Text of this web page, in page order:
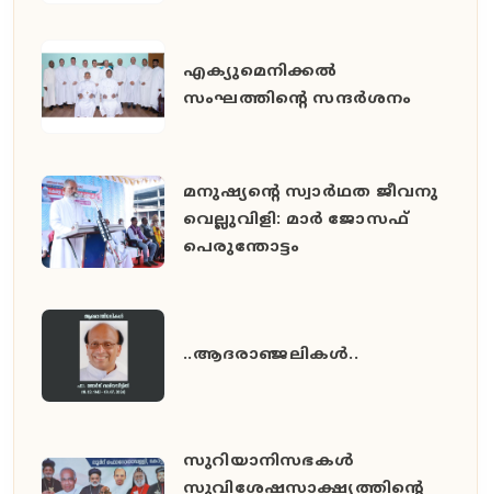
എക്യുമെനിക്കൽ
സംഘത്തിന്റെ സന്ദർശനം
മനുഷ്യൻ്റെ സ്വാർഥത ജീവനു
വെല്ലുവിളി: മാർ ജോസഫ്
പെരുന്തോട്ടം
..ആദരാഞ്ജലികൾ..
സുറിയാനിസഭകൾ
സുവിശേഷസാക്ഷ്യത്തിൻ്റെ